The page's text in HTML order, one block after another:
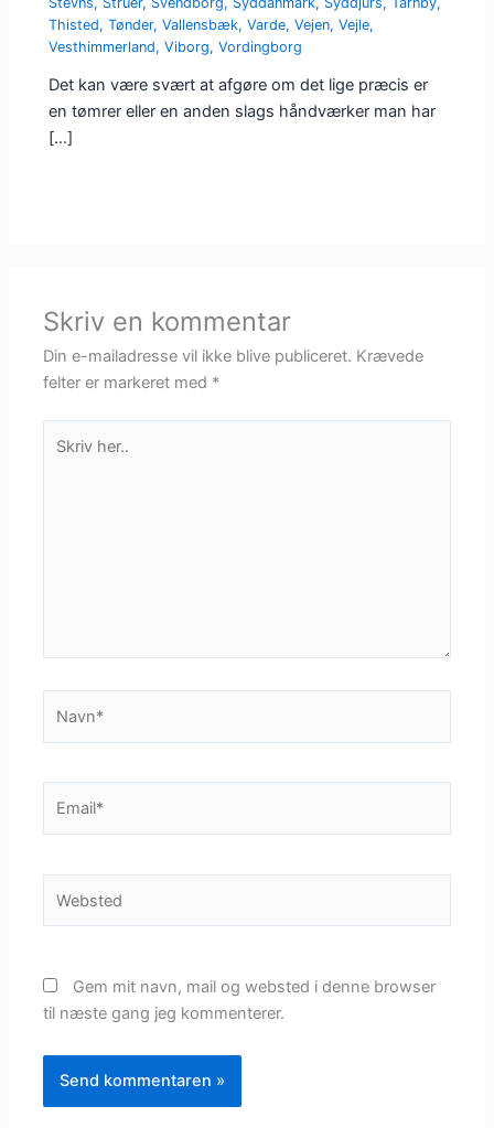
Thisted,Tønder,Vallensbæk,Varde,Vejen,Vejle,
Vesthimmerland,Viborg,Vordingborg
Det kan være svært at afgøre om det lige præcis er
en tømrer eller en anden slags håndværker man har
[…]
Skriv en kommentar
Din e-mailadresse vil ikke blive publiceret. Krævede
felter er markeret med *
her..
Gem mit navn, mail og websted i denne browser
til næste gang jeg kommenterer.